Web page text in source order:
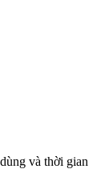
và thời gian